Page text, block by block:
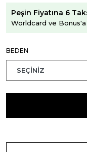
Peşin Fiyatına 6
Worldcard ve Bonus'a
BEDEN